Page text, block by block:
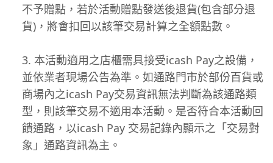
不予贈點，若於活動贈點發送後退貨(包含部分退
貨)，將會扣回以該筆交易計算之全額點數。
本活動適用之店櫃需具接受icash Pay之設備，
並依業者現場公告為準。如通路門市於部份百貨或
商場內之icash Pay交易資訊無法判斷為該通路類
型，則該筆交易不適用本活動。是否符合本活動回
饋通路，以icash Pay 交易記錄內顯示之「交易對
象」通路資訊為主。